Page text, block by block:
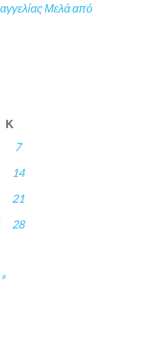
Μελά από
Κ
7
14
21
28